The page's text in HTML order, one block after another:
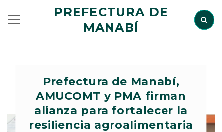
PREFECTURA DE
MANABÍ
Prefectura de Manabí,
AMUCOMT y PMA firman
alianza para fortalecer la
resiliencia agroalimentaria